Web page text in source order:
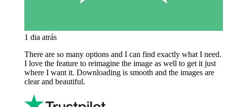
1 dia atrás
There are so many options and I can find exactly what I need.
I love the feature to reimagine the image as well to get it just
where I want it. Downloading is smooth and the images are
clear and beautiful.